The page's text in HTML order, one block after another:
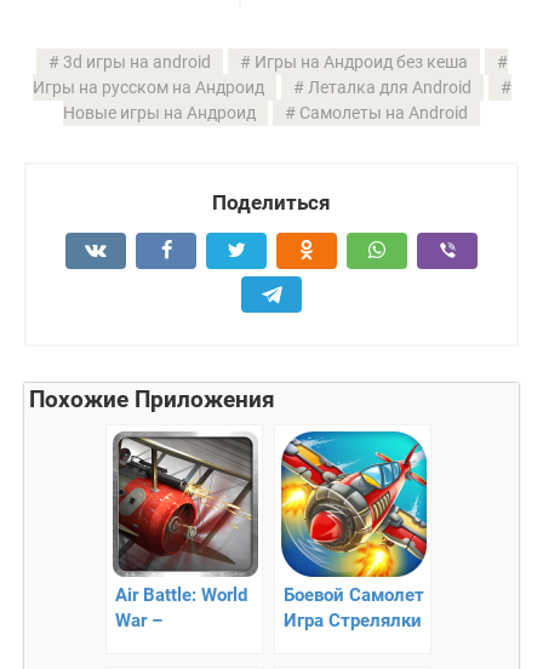
3d игры на android
Игры на Андроид без кеша
Игры на русском на Андроид
Леталка для Android
Новые игры на Андроид
Самолеты на Android
Поделиться
Похожие Приложения
Air Battle: World
War –
Боевой Самолет
Игра Стрелялки